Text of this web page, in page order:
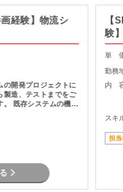
経験】物流シ
の開発プロジェクトに
製造、テストまでをご
機能
いただき、長期的に
る環境となっていま
活かして参画可能で
【
験
援
単
勤務
内
スキ
担当